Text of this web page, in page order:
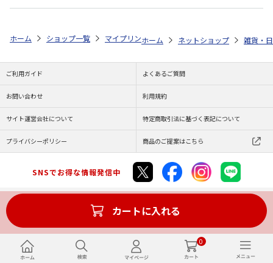
0
カートに入れる
ホーム ショップ一覧 マイプリント ビーンズ迷子札【カニンヘン
ホーム ネットショップ 雑貨・
ご利用ガイド よくあるご質問
お問い合わせ 利用規約
サイト運営会社について 特定商取引法に基づく表記について
プライバシーポリシー 商品のご提案はこちら
SNSでお得な情報発信中